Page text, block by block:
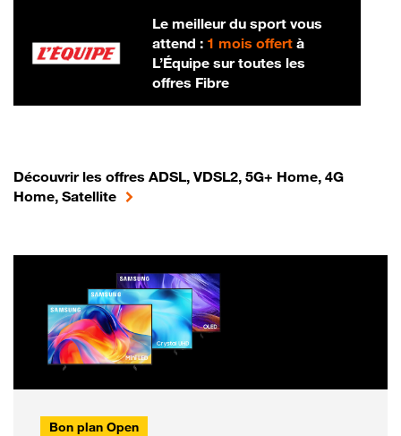
Le meilleur du sport vous
attend : 1 mois offertà
L’Équipe sur toutes les
offres Fibre
Découvrir les offres ADSL, VDSL2, 5G+ Home, 4G
Home, Satellite
Bon plan Open